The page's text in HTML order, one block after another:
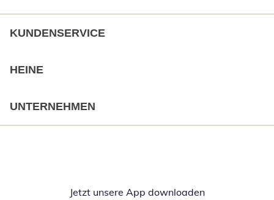
KUNDENSERVICE
HEINE
UNTERNEHMEN
Jetzt unsere App downloadenÖffnet in